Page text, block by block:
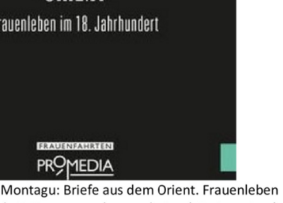
Objekt hinzufügen